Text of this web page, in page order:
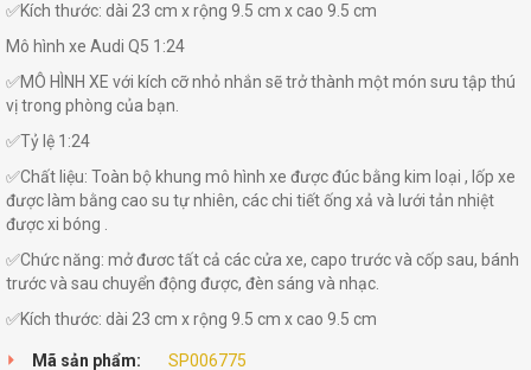
✅Kích thước: dài 23 cm x rộng 9.5 cm x cao 9.5 cm
Mô hình xe Audi Q5 1:24
✅MÔ HÌNH XE với kích cỡ nhỏ nhắn sẽ trở thành một món sưu tập thú
vị trong phòng của bạn.
✅Tỷ lệ 1:24
✅Chất liệu: Toàn bộ khung mô hình xe được đúc bằng kim loại , lốp xe
được làm bằng cao su tự nhiên, các chi tiết ống xả và lưới tản nhiệt
được xi bóng .
✅Chức năng: mở đươc tất cả các cửa xe, capo trước và cốp sau, bánh
trước và sau chuyển động được, đèn sáng và nhạc.
✅Kích thước: dài 23 cm x rộng 9.5 cm x cao 9.5 cm
Mã sản phẩm: SP006775